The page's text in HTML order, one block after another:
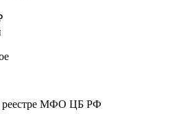
МФО ЦБ РФ